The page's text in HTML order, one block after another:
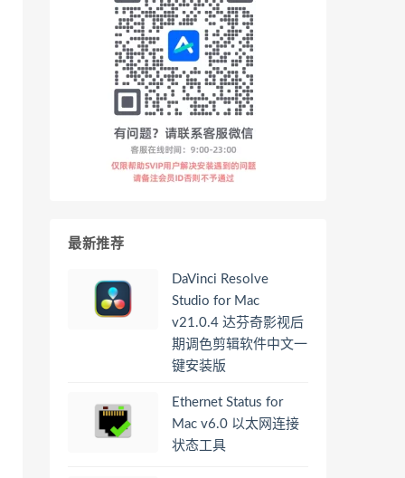
最新推荐
DaVinci Resolve
Studio for Mac
v21.0.4 达芬奇影视后
期调色剪辑软件中文一
键安装版
Ethernet Status for
Mac v6.0 以太网连接
状态工具